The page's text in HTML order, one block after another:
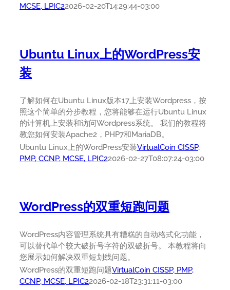
MCSE, LPIC22026-02-20T14:29:44-03:00
Ubuntu Linux上的WordPress安
装
了解如何在Ubuntu Linux版本17上安装Wordpress，按
照这个简单的分步教程，您将能够在运行Ubuntu Linux
的计算机上安装和访问Wordpress系统。 我们的教程将
教您如何安装Apache2，PHP7和MariaDB。
Ubuntu Linux上的WordPress安装VirtualCoin CISSP,
PMP, CCNP, MCSE, LPIC22026-02-27T08:07:24-03:00
WordPress的双重短跑问题
WordPress内容管理系统具有糟糕的自动格式化功能，
可以替代单个较大破折号字符的双破折号。 本教程将向
您展示如何解决双重短划线问题。
WordPress的双重短跑问题VirtualCoin CISSP, PMP,
CCNP, MCSE, LPIC22026-02-18T23:31:11-03:00